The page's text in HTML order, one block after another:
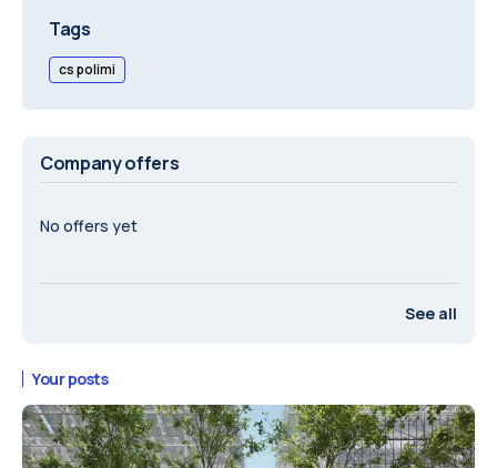
Tags
cs polimi
Company offers
No offers yet
See all
Your posts